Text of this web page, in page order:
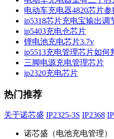
电动车充电器4820芯片参
ip5318芯片充电宝输出调
ip5403充电仓芯片
锂电池充电芯片3.7v
ip5513充电管理芯片如何
三脚电源充电管理芯片
ip2320充电芯片
热门推荐
关于诺芯盛 IP2325-3S IP2368
诺芯盛（电池充电管理）